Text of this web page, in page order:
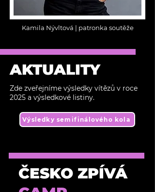
Kamila Nývltová | patronka soutěže
AKTUALITY
Zde zveřejníme výsledky vítězů v roce
2025 a výsledkové listiny.
Výsledky semifinálového kola
ČESKO ZPÍVÁ